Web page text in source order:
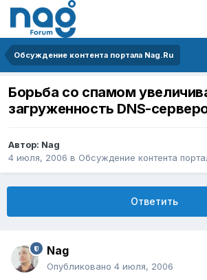
Обсуждение контента портала Nag.Ru
Борьба со спамом
загруженность DNS-
Автор: Nag
4 июля, 2006 в Обсуждение контента
Ответить
Nag
Опубликовано 4 июля, 2006